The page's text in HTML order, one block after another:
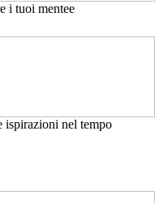
i tuoi mentee
ispirazioni nel tempo